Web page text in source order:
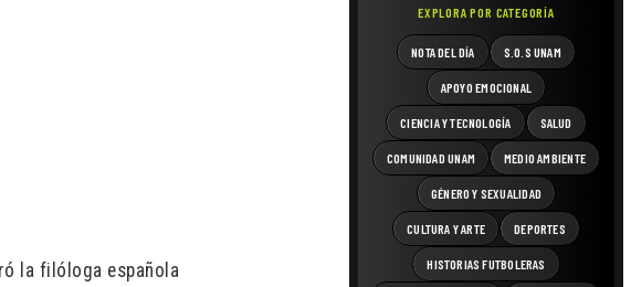
EXPLORA POR CATEGORÍA
NOTA DEL DÍA S.O.S UNAM
APOYO EMOCIONAL
CIENCIA Y TECNOLOGÍA SALUD
COMUNIDAD UNAM MEDIO AMBIENTE
GÉNERO Y SEXUALIDAD
CULTURA Y ARTE DEPORTES
HISTORIAS FUTBOLERAS
la filóloga española